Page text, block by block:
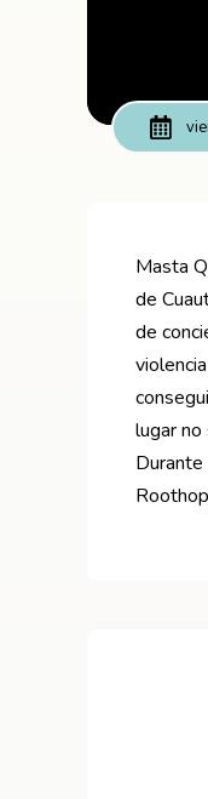
Masta
de
de
lugar no
Durante